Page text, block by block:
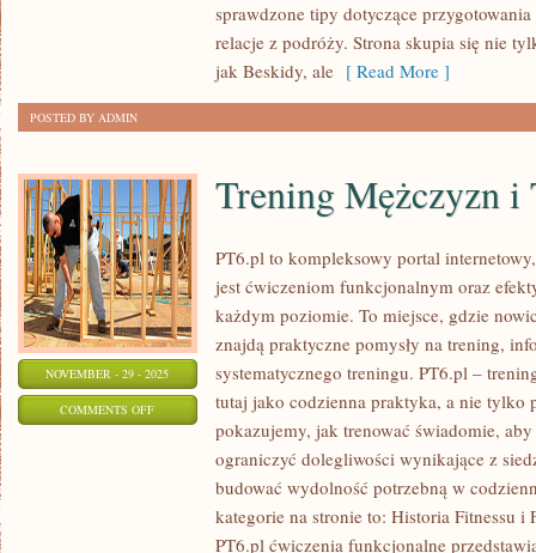
WIOSKACH
sprawdzone tipy dotyczące
relacje z podróży. Strona skupia się nie
jak Beskidy, ale [ Read More ]
POSTED BY ADMIN
NOVEMBER - 29 - 2025
COMMENTS OFFON
MĘŻCZYZN
Trening Mężczyzn i
PT6.pl to kompleksowy portal
jest ćwiczeniom funkcjonalnym oraz
każdym poziomie. To miejsce, gdzie
znajdą praktyczne pomysły na trening,
systematycznego treningu. PT6.pl –
tutaj jako codzienna praktyka, a nie tylko
pokazujemy, jak trenować świadomie,
ograniczyć dolegliwości wynikające z
budować wydolność potrzebną w
kategorie na stronie to: Historia Fitnessu i
PT6.pl ćwiczenia funkcjonalne